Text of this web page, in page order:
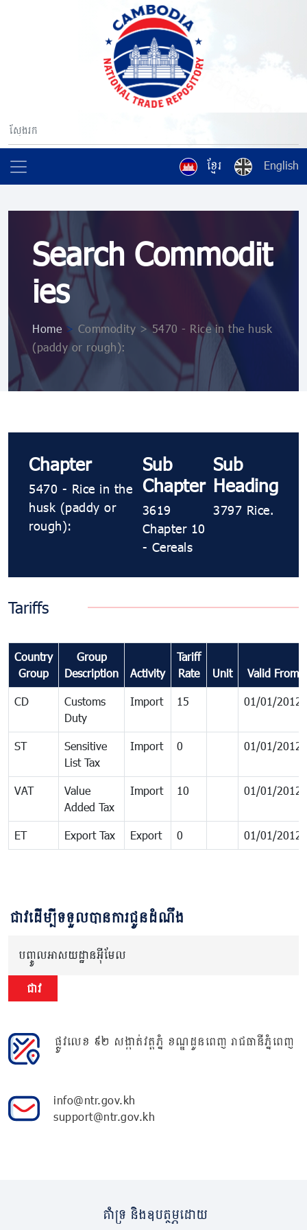
ខ្មែរ English
Search Commodit
ies
Home > Commodity > 5470 ​​​- Rice in the husk
(paddy or rough):
Chapter
5470 ​​​- Rice in the
husk (paddy or
rough):
Sub
Chapter
3619
Chapter 10
- Cereals
Sub
Heading
3797 Rice.
Tariffs
Country
Group
Group
Description
Activity
Tariff
Rate
Unit Valid From
CD
Customs
Duty
Import 15 01/01/2012
ST
Sensitive
List Tax
Import 0 01/01/2012
VAT
Value
Added Tax
Import 10 01/01/2012
ET Export Tax Export 0 01/01/2012
ជាវដើម្បីទទួលបានការជូនដំណឹង
បញ្ចូលអាសយដ្ឋានអ៊ីមែល
ជាវ
ផ្លូវលេខ ៩២ សង្កាត់វត្តភ្នំ ខណ្ឌដូនពេញ រាជធានីភ្នំពេញ
info@ntr.gov.kh
support@ntr.gov.kh
គាំទ្រ និងឧបត្ថម្ភដោយ